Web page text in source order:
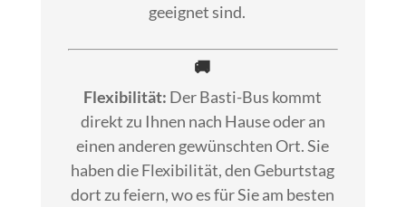
geeignet sind.
🚚
Flexibilität: Der Basti-Bus kommt
direkt zu Ihnen nach Hause oder an
einen anderen gewünschten Ort. Sie
haben die Flexibilität, den Geburtstag
dort zu feiern, wo es für Sie am besten